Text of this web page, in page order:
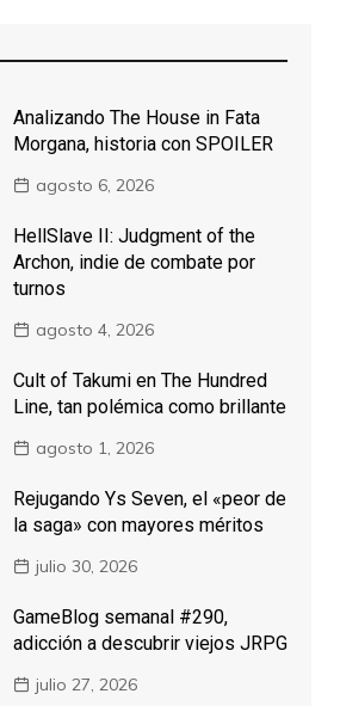
Analizando The House in Fata
Morgana, historia con SPOILER
agosto 6, 2026
HellSlave II: Judgment of the
Archon, indie de combate por
turnos
agosto 4, 2026
Cult of Takumi en The Hundred
Line, tan polémica como brillante
agosto 1, 2026
Rejugando Ys Seven, el «peor de
la saga» con mayores méritos
julio 30, 2026
GameBlog semanal #290,
adicción a descubrir viejos JRPG
julio 27, 2026